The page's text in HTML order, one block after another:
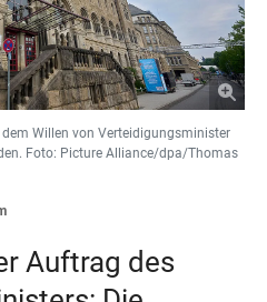
Willen von Verteidigungsminister
Foto: Picture Alliance/dpa/Thomas
Auftrag des